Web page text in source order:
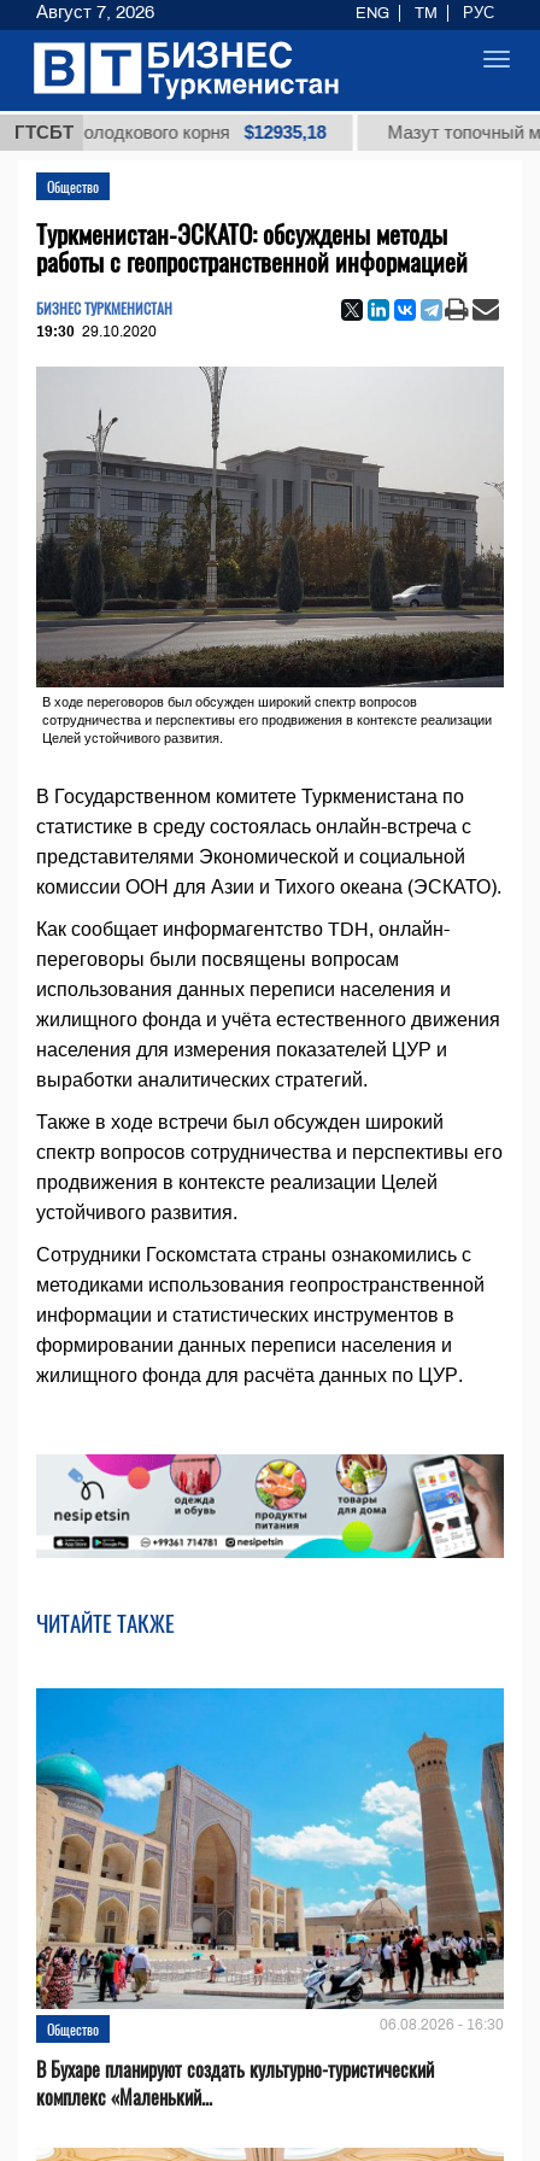
ГТСБТ
солодкового корня $12935,18 Мазут топочный
Общество
Туркменистан-ЭСКАТО: обсуждены методы
работы с геопространственной информацией
БИЗНЕС ТУРКМЕНИСТАН
19:30 29.10.2020
В ходе переговоров был обсужден широкий спектр вопросов
сотрудничества и перспективы его продвижения в контексте реализации
Целей устойчивого развития.
В Государственном комитете Туркменистана по
статистике в среду состоялась онлайн-встреча с
представителями Экономической и социальной
комиссии ООН для Азии и Тихого океана (ЭСКАТО).
Как сообщает информагентство TDH, онлайн-
переговоры были посвящены вопросам
использования данных переписи населения и
жилищного фонда и учёта естественного движения
населения для измерения показателей ЦУР и
выработки аналитических стратегий.
Также в ходе встречи был обсужден широкий
спектр вопросов сотрудничества и перспективы его
продвижения в контексте реализации Целей
устойчивого развития.
Сотрудники Госкомстата страны ознакомились с
методиками использования геопространственной
информации и статистических инструментов в
формировании данных переписи населения и
жилищного фонда для расчёта данных по ЦУР.
ЧИТАЙТЕ ТАКЖЕ
Общество 06.08.2026 - 16:30
В Бухаре планируют создать культурно-туристический
комплекс «Маленький...
Август 7, 2026 ENG TM РУС